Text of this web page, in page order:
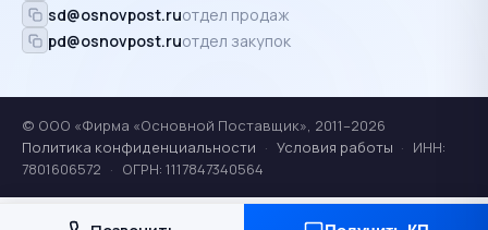
sd@osnovpost.ruотдел продаж
pd@osnovpost.ruотдел закупок
© ООО «Фирма «Основной Поставщик», 2011–2026
Политика конфиденциальности · Условия работы · ИНН:
7801606572 · ОГРН: 1117847340564